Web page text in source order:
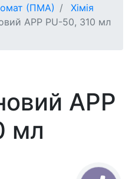
(ПМА)
Хімія
APP PU-50, 310 мл
APP
мл